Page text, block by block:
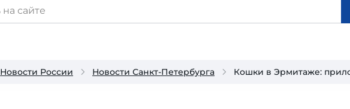
Новости России Новости Санкт-Петербурга Кошки в Эрмитаже: